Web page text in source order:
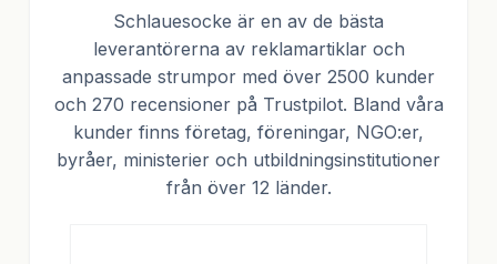
Schlauesocke är en av de bästa
leverantörerna av reklamartiklar och
anpassade strumpor med över 2500 kunder
och 270 recensioner på Trustpilot. Bland våra
kunder finns företag, föreningar, NGO:er,
byråer, ministerier och utbildningsinstitutioner
från över 12 länder.